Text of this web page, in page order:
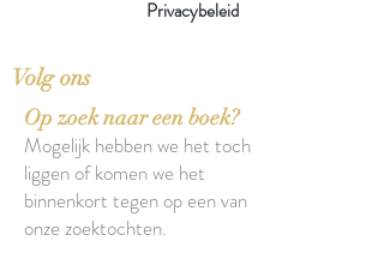
Privacybeleid
Volg ons
Op zoek naar een boek?
Mogelijk hebben we het toch
liggen of komen we het
binnenkort tegen op een van
onze zoektochten.